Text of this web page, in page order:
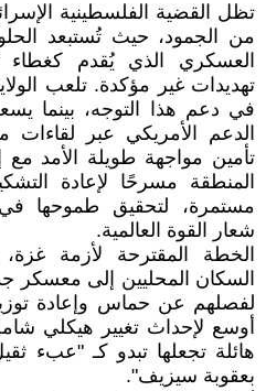
تظل القضية الفلسطينية
من الجمود، حيث تُستبعد
العسكري الذي يُقدم كغطاء
تهديدات غير مؤكدة. تلعب
في دعم هذا التوجه، بينما يسعى
الدعم الأمريكي عبر لقاءات
تأمين مواجهة طويلة الأمد
المنطقة مسرحًا لإعادة
مستمرة، لتحقيق طموحها
شعار القوة العالمية.
الخطة المقترحة لأزمة
السكان المحليين إلى معسكر
لفصلهم عن حماس وإعادة
أوسع لإحداث تغيير هيكلي
هائلة تجعلها تبدو كـ "عبء
بعقوبة سيزيف".